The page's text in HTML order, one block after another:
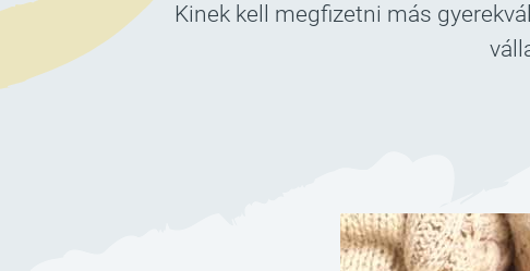
Kinek kell megfizetni más